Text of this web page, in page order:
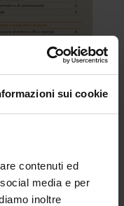
sui cookie
contenuti ed
media e per
inoltre